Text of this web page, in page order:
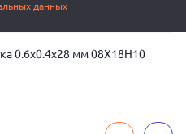
данных
0.6x0.4x28 мм 08Х18Н10